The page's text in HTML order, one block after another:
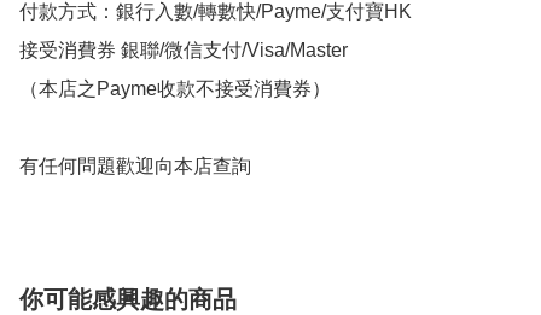
付款方式：銀行入數/轉數快/Payme/支付寶HK
接受消費券 銀聯/微信支付/Visa/Master
（本店之Payme收款不接受消費券）
有任何問題歡迎向本店查詢
你可能感興趣的商品